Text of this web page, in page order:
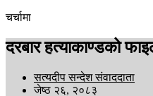
चर्चामा
दरबार हत्याकाण्डको
सत्यदीप सन्देश संवाददाता
जेष्ठ २६, २०८३